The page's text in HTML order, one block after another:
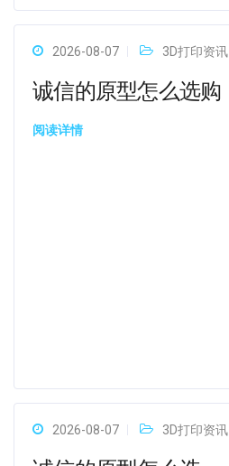
2026-08-07 3D打印资讯
诚信的原型怎么选购
阅读详情
2026-08-07 3D打印资讯